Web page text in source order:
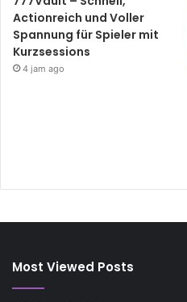
Actionreich und Voller
Spannung für Spieler mit
Kurzsessions
4 jam ago
Most Viewed Posts